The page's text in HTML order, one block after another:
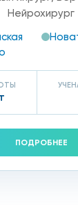
Нейрохирург
ПОДРОБНЕЕ